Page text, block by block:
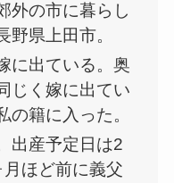
外の市に暮らし
野県上田市。
に出ている。奥
じく嫁に出てい
の籍に入った。
出産予定日は2
ほど前に義父